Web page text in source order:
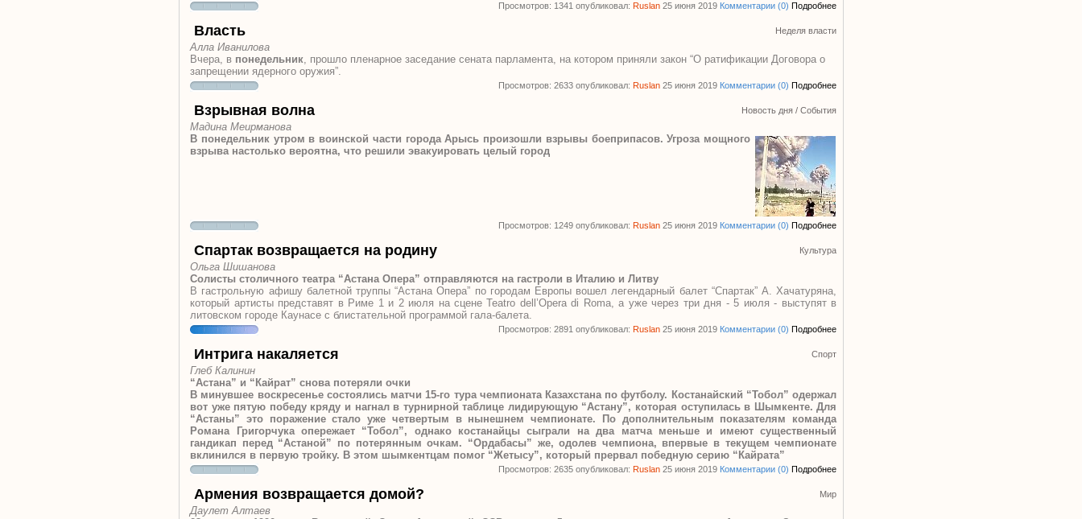
Просмотров: 1341 опубликовал:Ruslan 25 июня 2019 Комментарии (0) Подробнее
Власть Неделя власти
Алла Иванилова
Вчера, в понедельник, прошло пленарное заседание сената парламента, на котором приняли закон “О ратификации Договора о
запрещении ядерного оружия”.
Просмотров: 2633 опубликовал:Ruslan 25 июня 2019 Комментарии (0) Подробнее
Взрывная волна Новость дня /События
Мадина Меирманова
В понедельник утром в воинской части города Арысь произошли взрывы боеприпасов. Угроза мощного
взрыва настолько вероятна, что решили эвакуировать целый город
Просмотров: 1249 опубликовал:Ruslan 25 июня 2019 Комментарии (0) Подробнее
Спартак возвращается на родину Культура
Ольга Шишанова
Солисты столичного театра “Астана Опера” отправляются на гастроли в Италию и Литву
В гастрольную афишу балетной труппы “Астана Опера” по городам Европы вошел легендарный балет “Спартак” А. Хачатуряна,
который артисты представят в Риме 1 и 2 июля на сцене Teatro dell’Opera di Roma, а уже через три дня - 5 июля - выступят в
литовском городе Каунасе с блистательной программой гала-балета.
Просмотров: 2891 опубликовал:Ruslan 25 июня 2019 Комментарии (0) Подробнее
Интрига накаляется Спорт
Глеб Калинин
“Астана” и “Кайрат” снова потеряли очки
В минувшее воскресенье состоялись матчи 15-го тура чемпионата Казахстана по футболу. Костанайский “Тобол” одержал
вот уже пятую победу кряду и нагнал в турнирной таблице лидирующую “Астану”, которая оступилась в Шымкенте. Для
“Астаны” это поражение стало уже четвертым в нынешнем чемпионате. По дополнительным показателям команда
Романа Григорчука опережает “Тобол”, однако костанайцы сыграли на два матча меньше и имеют существенный
гандикап перед “Астаной” по потерянным очкам. “Ордабасы” же, одолев чемпиона, впервые в текущем чемпионате
вклинился в первую тройку. В этом шымкентцам помог “Жетысу”, который прервал победную серию “Кайрата”
Просмотров: 2635 опубликовал:Ruslan 25 июня 2019 Комментарии (0) Подробнее
Армения возвращается домой? Мир
Даулет Алтаев